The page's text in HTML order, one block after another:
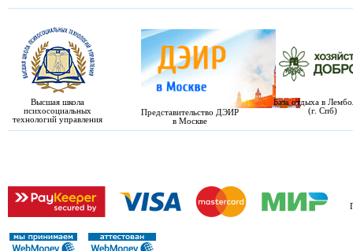
Высшая школа
психосоциальных
технологий управления
Представительство ДЭИР
в Москве
База отдыха в
(г. Спб)